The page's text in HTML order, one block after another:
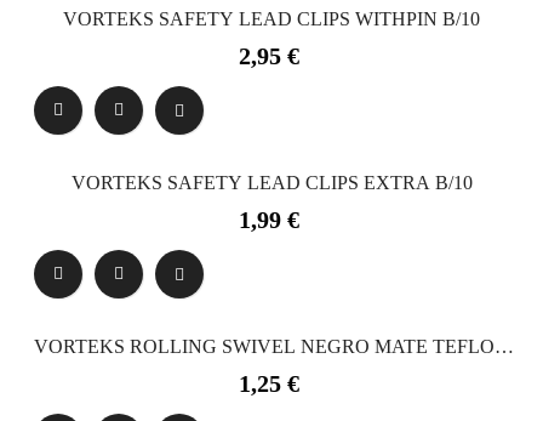
VORTEKS SAFETY LEAD CLIPS WITHPIN B/10
Precio
2,95 €
VORTEKS SAFETY LEAD CLIPS EXTRA B/10
Precio
1,99 €
VORTEKS ROLLING SWIVEL NEGRO MATE TEFLON
Precio
1,25 €